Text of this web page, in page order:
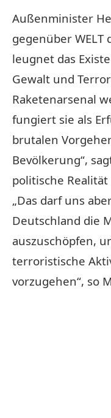
Außenminister
gegenüber WELT
leugnet das
Gewalt und
Raketenarsenal
fungiert sie als
brutalen
Bevölkerung“,
politische
„Das darf uns
Deutschland die
auszuschöpfen,
terroristische
vorzugehen“, so